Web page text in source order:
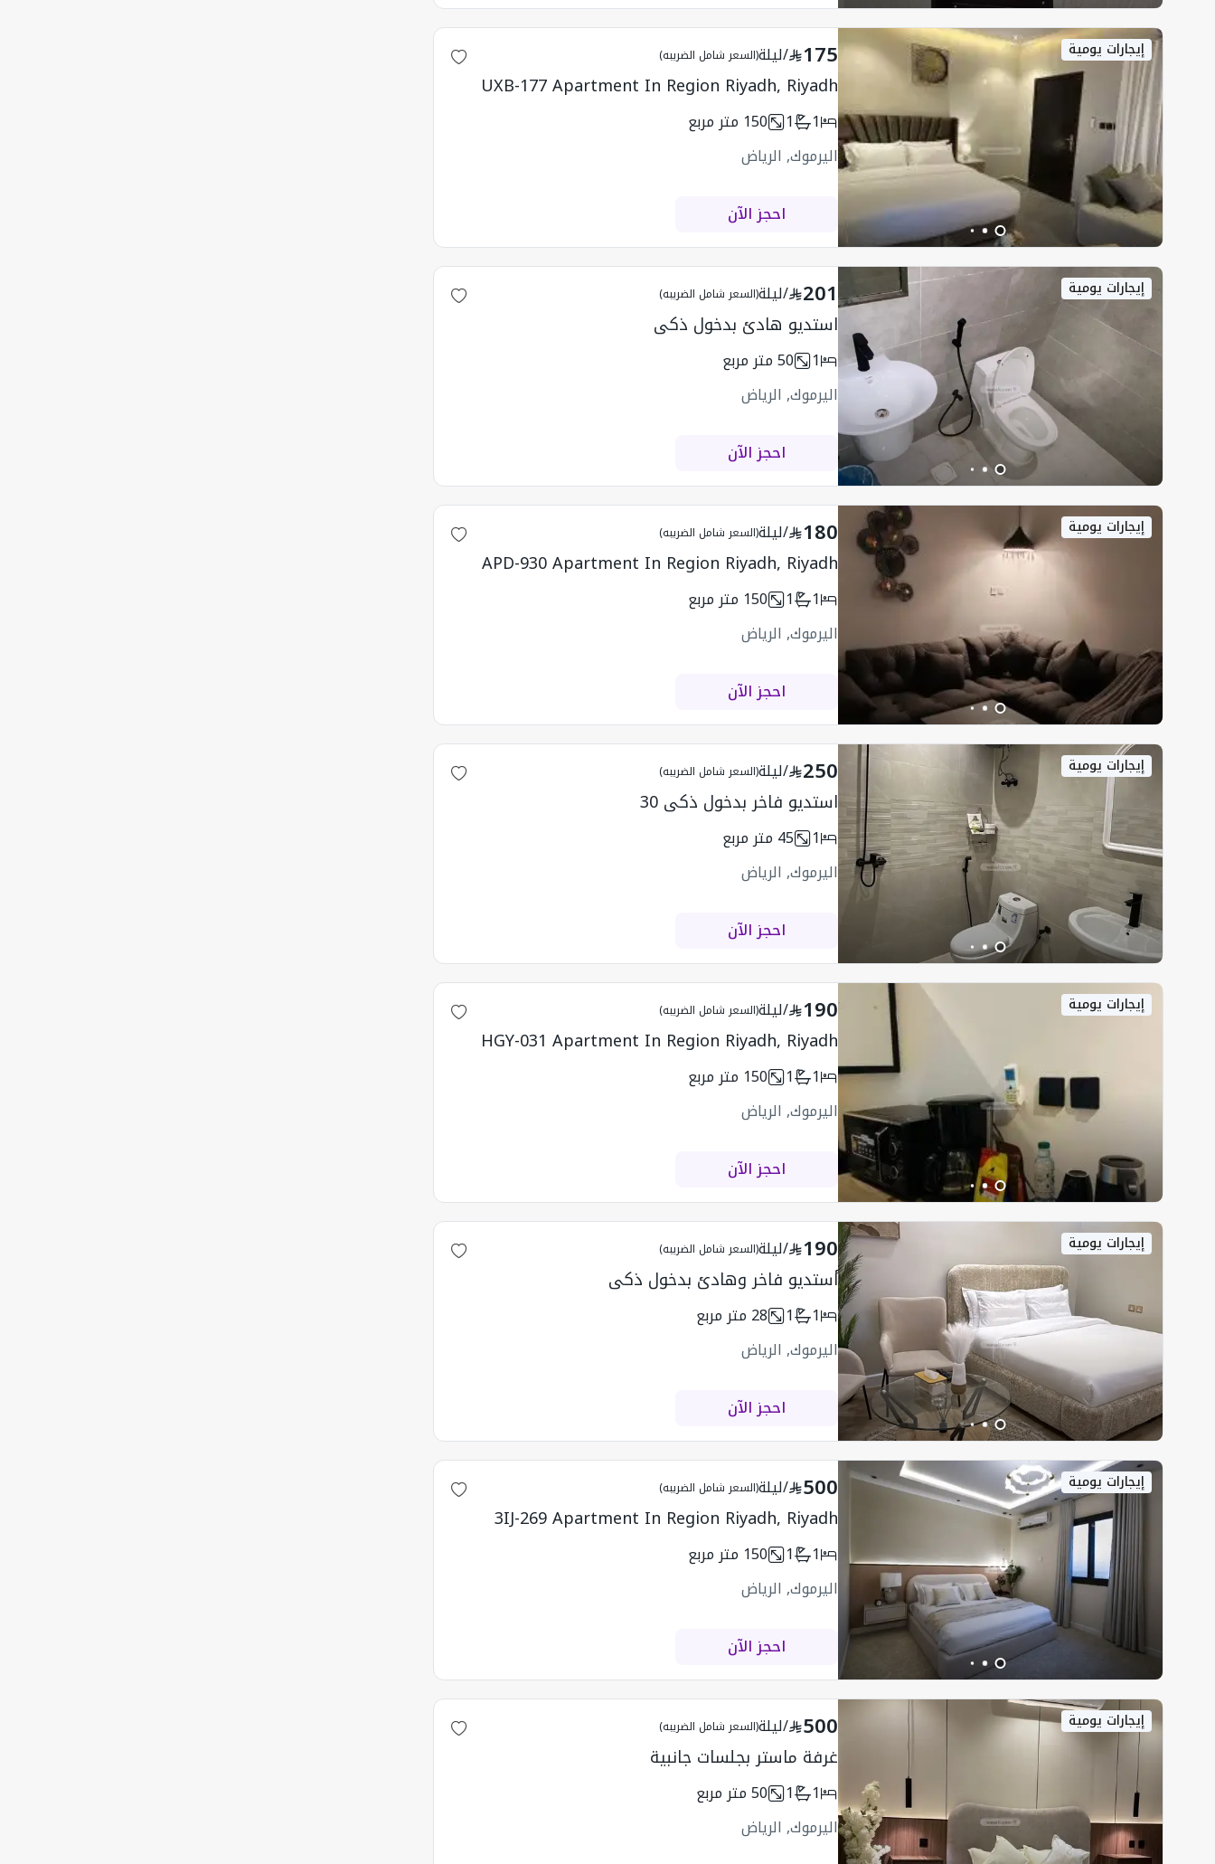
إيجارات يومية 175
/ليلة(السعر شامل الضريبه)
UXB-177 Apartment In Region Riyadh, Riyadh
1
1
150 متر مربع
اليرموك, الرياض
احجز الآن
إيجارات يومية 201
/ليلة(السعر شامل الضريبه)
استديو هادئ بدخول ذكي
1
50متر مربع
اليرموك, الرياض
احجز الآن
إيجارات يومية 180
/ليلة(السعر شامل الضريبه)
APD-930 Apartment In Region Riyadh, Riyadh
1
1
150 متر مربع
اليرموك, الرياض
احجز الآن
إيجارات يومية 250
/ليلة(السعر شامل الضريبه)
استديو فاخر بدخول ذكي 30
1
45 متر مربع
اليرموك, الرياض
احجز الآن
إيجارات يومية 190
/ليلة(السعر شامل الضريبه)
HGY-031 Apartment In Region Riyadh, Riyadh
1
1
150 متر مربع
اليرموك, الرياض
احجز الآن
إيجارات يومية 190
/ليلة(السعر شامل الضريبه)
أستديو فاخر وهادئ بدخول ذكي
1
1
28 متر مربع
اليرموك, الرياض
احجز الآن
إيجارات يومية 500
/ليلة(السعر شامل الضريبه)
3IJ-269 Apartment In Region Riyadh, Riyadh
1
1
150 متر مربع
اليرموك, الرياض
احجز الآن
إيجارات يومية 500
/ليلة(السعر شامل الضريبه)
غرفة ماستر بجلسات جانبية
1
1
50متر مربع
اليرموك, الرياض